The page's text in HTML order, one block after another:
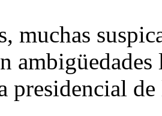
muchas
ambigüedades
presidencial